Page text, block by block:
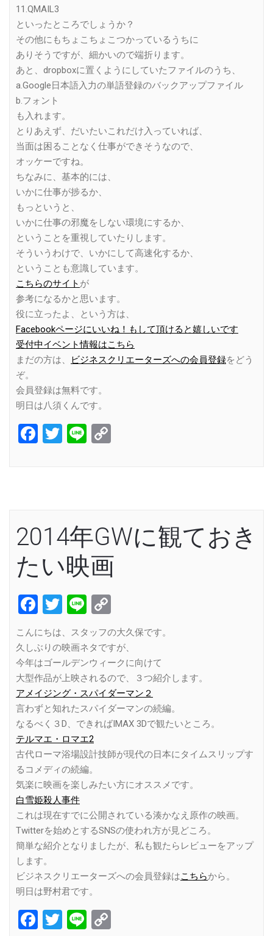
11.QMAIL3
といったところでしょうか？
その他にもちょこちょこつかっているうちに
ありそうですが、細かいので端折ります。
あと、dropboxに置くようにしていたファイルのうち、
a.Google日本語入力の単語登録のバックアップファイル
b.フォント
も入れます。
とりあえず、だいたいこれだけ入っていれば、
当面は困ることなく仕事ができそうなので、
オッケーですね。
ちなみに、基本的には、
いかに仕事が捗るか、
もっというと、
いかに仕事の邪魔をしない環境にするか、
ということを重視していたりします。
そういうわけで、いかにして高速化するか、
ということも意識しています。
こちらのサイト が
参考になるかと思います。
役に立ったよ、という方は、
Facebookページにいいね！もして頂けると嬉しいです
受付中イベント情報はこちら
まだの方は、
ビジネスクリエーターズへの会員登録をどう
ぞ。
会員登録は無料です。
明日は八須くんです。
Facebook
Twitter
Line
2014年GWに観ておき
たい映画
Facebook
Twitter
Line
Link
こんにちは、スタッフの大久保です。
久しぶりの映画ネタですが、
今年はゴールデンウィークに向けて
大型作品が上映されるので、３つ紹介します。
アメイジング・スパイダーマン２
言わずと知れたスパイダーマンの続編。
なるべく３D、できればIMAX 3Dで観たいところ。
テルマエ・ロマエ2
古代ローマ浴場設計技師が現代の日本にタイムスリップす
るコメディの続編。
気楽に映画を楽しみたい方にオススメです。
白雪姫殺人事件
これは現在すでに公開されている湊かなえ原作の映画。
Twitterを始めとするSNSの使われ方が見どころ。
簡単な紹介となりましたが、私も観たらレビューをアップ
します。
ビジネスクリエーターズへの会員登録はこちらから。
明日は野村君です。
Facebook
Twitter
Line